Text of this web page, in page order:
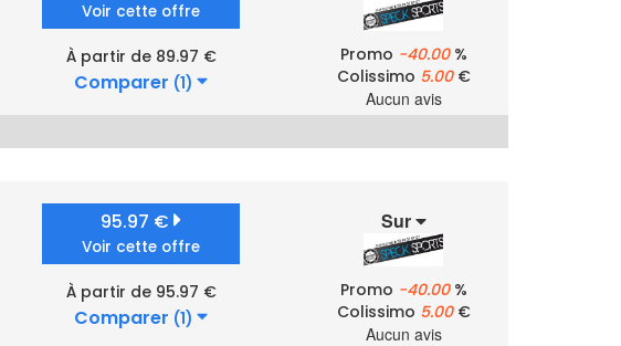
Voir cette offre
À partir de 89.97 €
Comparer (1)
Promo -40.00%
Colissimo 5.00€
Aucun avis
95.97 €
Voir cette offre
À partir de 95.97 €
Comparer (1)
Sur
Promo -40.00%
Colissimo 5.00€
Aucun avis